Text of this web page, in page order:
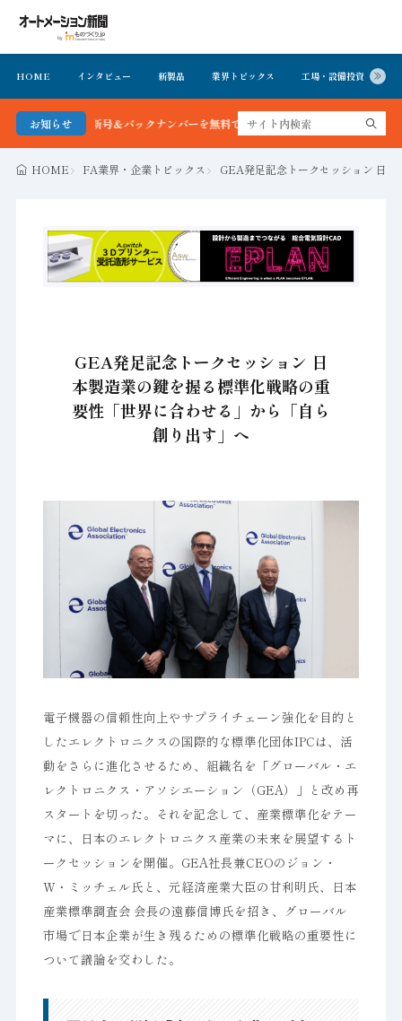
HOME インタビュー 新製品 業界トピックス 工場・設備投資
お知らせ
最新号＆バックナンバーを無料で公開中 詳細はこちら
HOME FA業界・企業トピックス GEA発足記念トークセッション 日
GEA発足記念トークセッション 日
本製造業の鍵を握る標準化戦略の重
要性「世界に合わせる」から「自ら
創り出す」へ
電子機器の信頼性向上やサプライチェーン強化を目的と
したエレクトロニクスの国際的な標準化団体IPCは、活
動をさらに進化させるため、組織名を「グローバル・エ
レクトロニクス・アソシエーション（GEA）」と改め再
スタートを切った。それを記念して、産業標準化をテー
マに、日本のエレクトロニクス産業の未来を展望するト
ークセッションを開催。GEA社長兼CEOのジョン・
W・ミッチェル氏と、元経済産業大臣の甘利明氏、日本
産業標準調査会 会長の遠藤信博氏を招き、グローバル
市場で日本企業が生き残るための標準化戦略の重要性に
ついて議論を交わした。